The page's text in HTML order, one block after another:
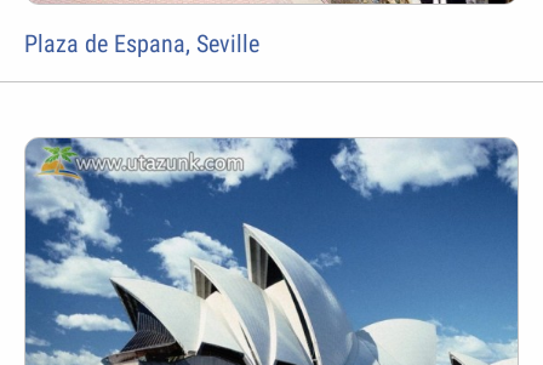
Plaza de Espana, Seville